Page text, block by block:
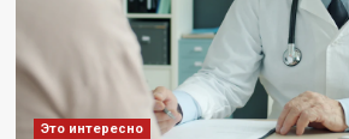
Это интересно